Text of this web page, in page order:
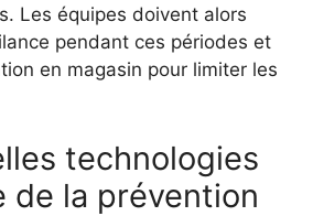
Les équipes doivent alors
pendant ces périodes et
en magasin pour limiter les
technologies
de la prévention